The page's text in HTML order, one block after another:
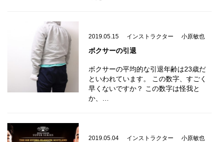
2019.05.15 インストラクター 小原敏也
ボクサーの引退
ボクサーの平均的な引退年齢は23歳だ
といわれています。 この数字、すごく
早くないですか？ この数字は怪我と
か、…
2019.05.04 インストラクター 小原敏也